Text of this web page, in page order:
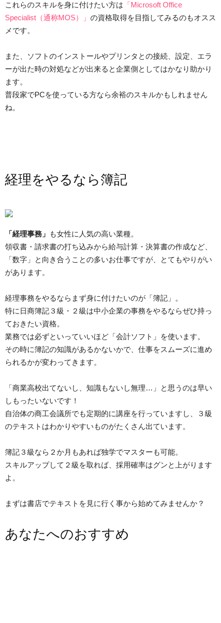
これらのスキルを身に付けたい方は 「Microsoft Office
Specialist（通称MOS）」 の資格取得を目指してみるのもオスス
メです。
また、ソフトのインストールやプリンタとの接続、設定、エラ
ーが出た時の対処などが出来ると企業側としてはかなり助かり
ます。
普段家でPCを使っている方なら余裕のスキルかもしれません
ね。
経理をやるなら簿記
「経理事務」
も女性に人気の高い業種。
領収書・請求書の打ち込みから給与計算・決算書の作成など、
「数字」と向き合うことの多いお仕事ですが、とてもやりがい
があります。
経理事務をやるならまず身に付けたいのが「簿記」。
特に日商簿記３級・２級は中小企業の事務をやるならぜひ持っ
ておきたい資格。
業務では必ずといっていいほど「会計ソフト」を使います。
その時に簿記の知識があるかないかで、仕事をスムーズに進め
られるかが変わってきます。
「商業高校出てないし、知識もないし無理…」と思うのは早い
しもったいないです！
自治体の商工会議所でも定期的に講座を行っていますし、３級
のテキストはわかりやすいものがたくさん出ています。
簿記３級なら２か月もあれば独学でマスターも可能。
スキルアップして２級を取れば、採用確率はグンと上がります
よ。
まずは書店でテキストを見に行く事から始めてみませんか？
あなたへのおすすめ